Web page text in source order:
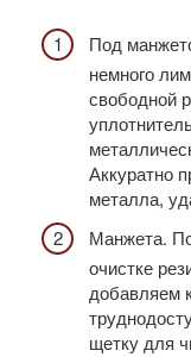
Под
немного
свободной
Аккуратно
металла,
Манжета.
очистке
добавляем
щетку для